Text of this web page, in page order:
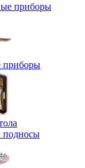
приборы
приборы
подносы